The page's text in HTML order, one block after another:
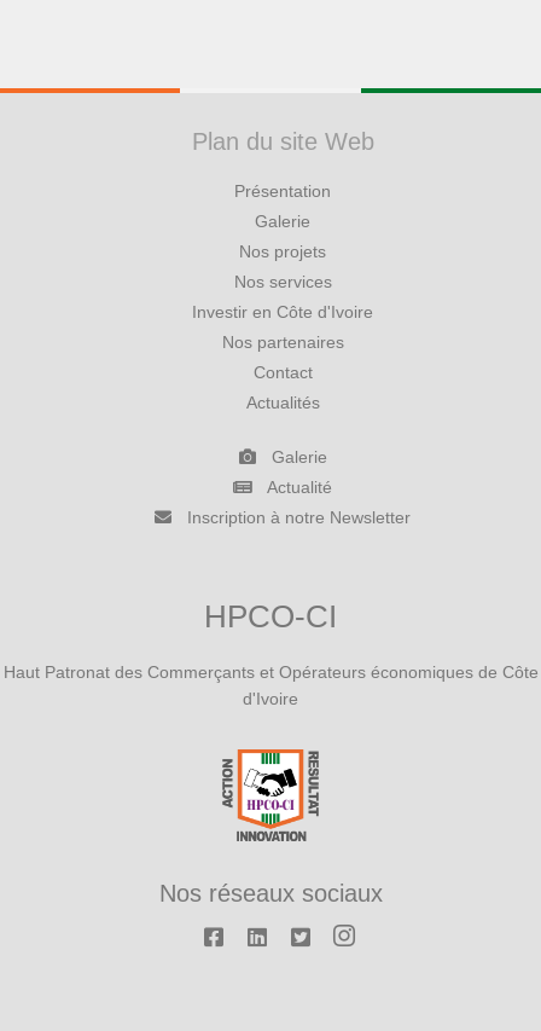
Plan du site Web
Présentation
Galerie
Nos projets
Nos services
Investir en Côte d'Ivoire
Nos partenaires
Contact
Actualités
Galerie
Actualité
Inscription à notre Newsletter
HPCO-CI
Haut Patronat des Commerçants et Opérateurs économiques de Côte
d'Ivoire
Nos réseaux sociaux